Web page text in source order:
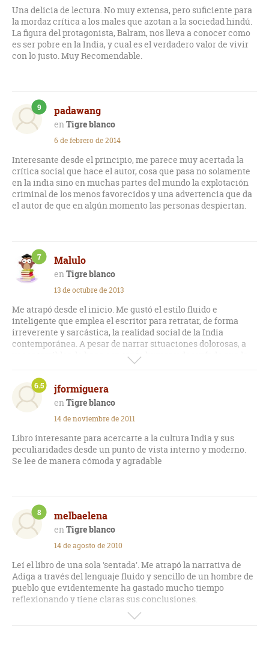
Una delicia de lectura. No muy extensa, pero suficiente para
la mordaz crítica a los males que azotan a la sociedad hindú.
La figura del protagonista, Balram, nos lleva a conocer como
es ser pobre en la India, y cual es el verdadero valor de vivir
con lo justo. Muy Recomendable.
padawang
Tigre blanco
9
6 de febrero de 2014
Interesante desde el principio, me parece muy acertada la
crítica social que hace el autor, cosa que pasa no solamente
en la india sino en muchas partes del mundo la explotación
criminal de los menos favorecidos y una advertencia que da
el autor de que en algún momento las personas despiertan.
Malulo
Tigre blanco
7
13 de octubre de 2013
Me atrapó desde el inicio. Me gustó el estilo fluido e
inteligente que emplea el escritor para retratar, de forma
irreverente y sarcástica, la realidad social de la India
contemporánea. A pesar de narrar situaciones dolorosas, a
veces terribles, lo hace con tanto humor y desenfado que la
lectura resulta agradable y hasta divertida. Lo disfruté.
jformiguera
Tigre blanco
6.5
14 de noviembre de 2011
Libro interesante para acercarte a la cultura India y sus
peculiaridades desde un punto de vista interno y moderno.
Se lee de manera cómoda y agradable
melbaelena
Tigre blanco
8
14 de agosto de 2010
Leí el libro de una sola 'sentada'. Me atrapó la narrativa de
Adiga a través del lenguaje fluido y sencillo de un hombre de
pueblo que evidentemente ha gastado mucho tiempo
reflexionando y tiene claras sus conclusiones.
El libro muestra la sordidez de la sociedad hindú en el siglo